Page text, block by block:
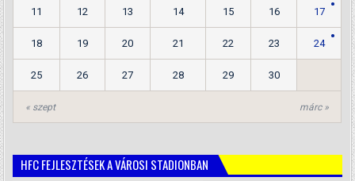
« szept márc »
11 12 13 14 15 16 17
18 19 20 21 22 23 24
25 26 27 28 29 30
HFC FEJLESZTÉSEK A VÁROSI STADIONBAN